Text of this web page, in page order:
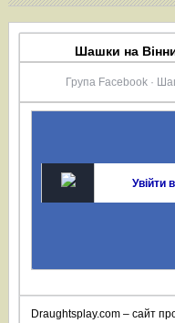
Шашки на
Група Facebook ·
Увійти
Draughtsplay.com – сайт